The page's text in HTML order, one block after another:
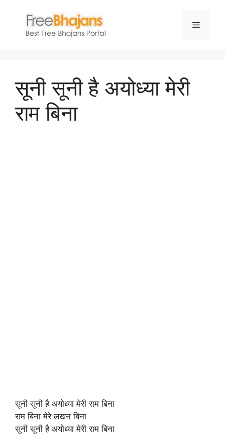
content
Menu
सूनी सूनी है अयोध्या मेरी
राम बिना
सूनी सूनी है अयोध्या मेरी राम बिना
राम बिना मेरे लखन बिना
सूनी सूनी है अयोध्या मेरी राम बिना